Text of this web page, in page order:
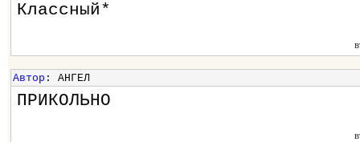
Классный*
Автор : АНГЕЛ
ПРИКОЛЬНО